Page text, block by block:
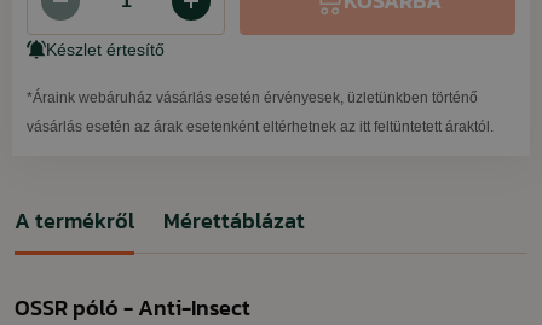
Készlet értesítő
*Áraink webáruház vásárlás esetén érvényesek, üzletünkben történő
vásárlás esetén az árak esetenként eltérhetnek az itt feltüntetett áraktól.
A termékről Mérettáblázat
OSSR póló - Anti-Insect